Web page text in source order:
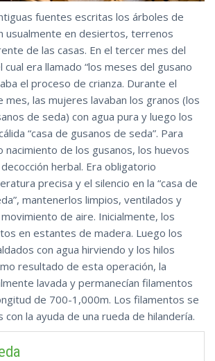
fuentes escritas los árboles de
usualmente en desiertos, terrenos
de las casas. En el tercer mes del
cual era llamado “los meses del gusano
el proceso de crianza. Durante el
las mujeres lavaban los granos (los
de seda) con agua pura y luego los
“casa de gusanos de seda”. Para
nacimiento de los gusanos, los huevos
herbal. Era obligatorio
precisa y el silencio en la “casa de
mantenerlos limpios, ventilados y
de aire. Inicialmente, los
en estantes de madera. Luego los
con agua hirviendo y los hilos
resultado de esta operación, la
lavada y permanecían filamentos
de 700-1,000m. Los filamentos se
con la ayuda de una rueda de hilandería.